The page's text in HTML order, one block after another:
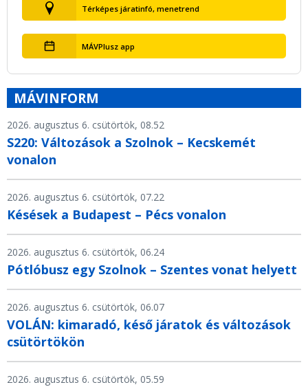
Térképes járatinfó, menetrend
MÁVPlusz app
MÁVINFORM
2026. augusztus 6. csütörtök, 08.52
S220: Változások a Szolnok – Kecskemét
vonalon
2026. augusztus 6. csütörtök, 07.22
Késések a Budapest – Pécs vonalon
2026. augusztus 6. csütörtök, 06.24
Pótlóbusz egy Szolnok – Szentes vonat helyett
2026. augusztus 6. csütörtök, 06.07
VOLÁN: kimaradó, késő járatok és változások
csütörtökön
2026. augusztus 6. csütörtök, 05.59